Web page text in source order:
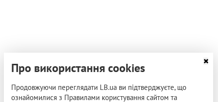
Про використання cookies
Продовжуючи переглядати LB.ua ви підтверджуєте, що
ознайомилися з Правилами користування сайтом та